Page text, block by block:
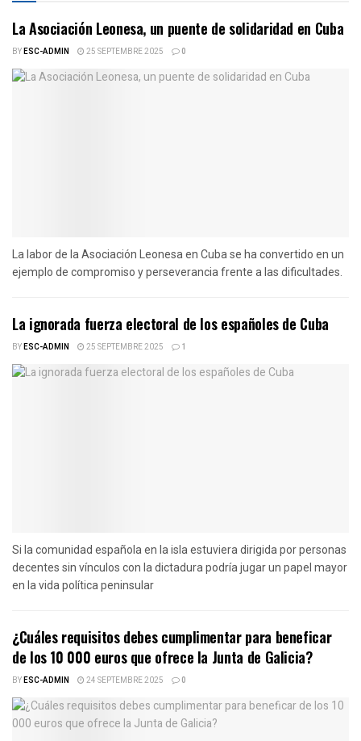
La Asociación Leonesa, un puente de solidaridad en Cuba
BYESC-ADMIN 25 SEPTEMBRE 2025 0
La labor de la Asociación Leonesa en Cuba se ha convertido en un
ejemplo de compromiso y perseverancia frente a las dificultades.
La ignorada fuerza electoral de los españoles de Cuba
BYESC-ADMIN 25 SEPTEMBRE 2025 1
Si la comunidad española en la isla estuviera dirigida por personas
decentes sin vínculos con la dictadura podría jugar un papel mayor
en la vida política peninsular
¿Cuáles requisitos debes cumplimentar para beneficar
de los 10 000 euros que ofrece la Junta de Galicia?
BYESC-ADMIN 24 SEPTEMBRE 2025 0